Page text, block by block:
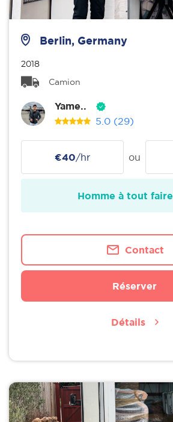
Berlin, Germany
2018
Camion
Yame..
5.0 (29)
€40/hr ou
Homme à tout faire
Contact
Réserver
Détails